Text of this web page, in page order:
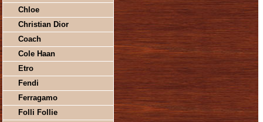
Chloe
Christian Dior
Coach
Cole Haan
Etro
Fendi
Ferragamo
Folli Follie